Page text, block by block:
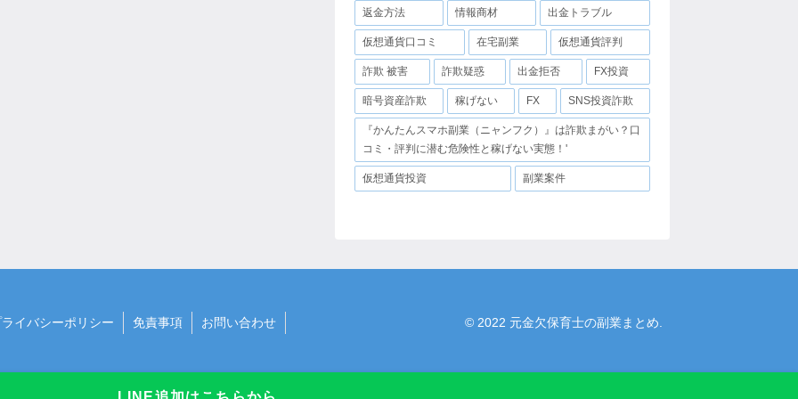
返金方法 情報商材 出金トラブル
仮想通貨口コミ 在宅副業 仮想通貨評判
詐欺 被害 詐欺疑惑 出金拒否 FX投資
暗号資産詐欺 稼げない FX SNS投資詐欺
『かんたんスマホ副業（ニャンフク）』は詐欺まがい？口
コミ・評判に潜む危険性と稼げない実態！'
仮想通貨投資 副業案件
ライバシーポリシー 免責事項 お問い合わせ © 2022 元金欠保育士の副業まとめ.